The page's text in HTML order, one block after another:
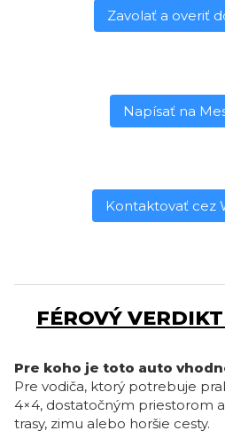
Zavolať a overiť
Napísať na
Kontaktovať cez
FÉROVÝ
Pre koho je toto auto
Pre vodiča, ktorý potrebuje
4×4, dostatočným priestorom
trasy, zimu alebo horšie cesty.